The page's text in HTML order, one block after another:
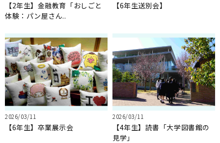
【2年生】金融教育「おしごと
体験：パン屋さん..
【6年生送別会】
2026/03/11
【6年生】卒業展示会
2026/03/11
【4年生】読書「大学図書館の
見学」